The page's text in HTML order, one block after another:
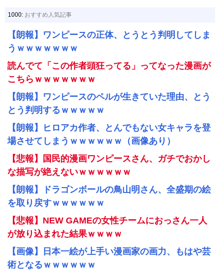
1000: おすすめ人気記事
【朗報】ワンピースの正体、とうとう判明してしま
うｗｗｗｗｗｗｗ
読んでて「この作者頭狂ってる」ってなった漫画が
こちらｗｗｗｗｗｗｗ
【朗報】ワンピースのペルが生きていた理由、とう
とう判明するｗｗｗｗｗ
【朗報】ヒロアカ作者、とんでもない女キャラを登
場させてしまうｗｗｗｗｗｗ（画像あり）
【悲報】国民的漫画ワンピースさん、ガチでおかし
な描写が絶えないｗｗｗｗｗｗ
【朗報】ドラゴンボールの鳥山明さん、全盛期の絵
を取り戻すｗｗｗｗｗｗ
【悲報】NEW GAMEの女性チームにおっさん一人
が放り込まれた結果ｗｗｗｗ
【画像】日本一絵が上手い漫画家の画力、もはや芸
術となるｗｗｗｗｗｗ